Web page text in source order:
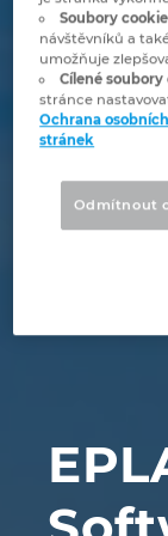
Technologie
Případové
Konfigurace
Integrace pro
EPLAN Data
EPLAN
EPLAN
Blog EPLAN
Pobočky
Trust Center
Bulharsko
Česká
Čína
Dánsko
China Taiwan
Soubory
návštěvníků a
umožňuje
Cílené soubory
stránce
Ochrana
stránek
Odmítnout